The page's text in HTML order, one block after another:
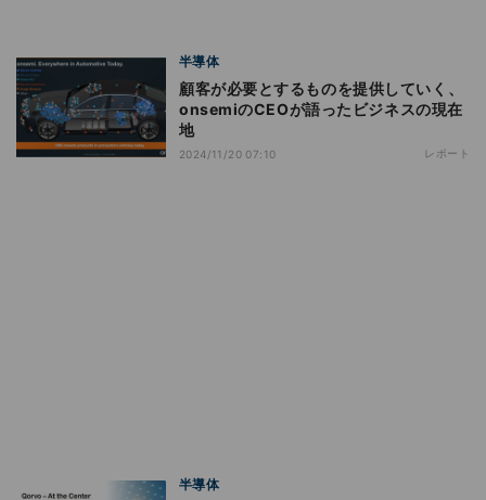
半導体
顧客が必要とするものを提供していく、
onsemiのCEOが語ったビジネスの現在
地
2024/11/20 07:10 レポート
半導体